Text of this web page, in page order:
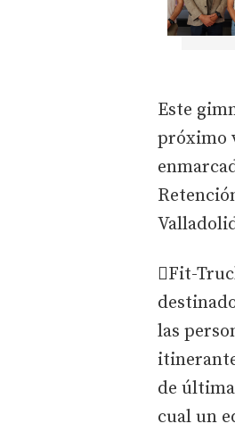
Este
próximo
Fit-
las
de
cual un